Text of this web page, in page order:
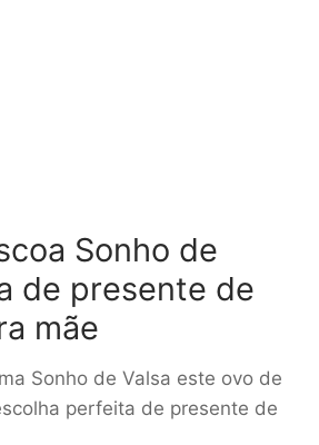
Sonho de
de presente de
mãe
Sonho de Valsa este ovo de
perfeita de presente de